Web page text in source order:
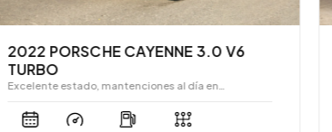
2022 PORSCHE CAYENNE 3.0 V6
TURBO
Excelente estado, mantenciones al día en…